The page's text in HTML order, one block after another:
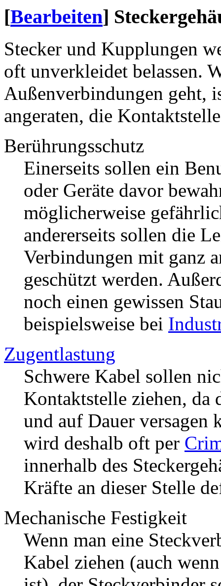
[Bearbeiten]
Stecker und Kupplungen
oft unverkleidet belassen.
Außenverbindungen geht,
angeraten, die
Berührungsschutz
Einerseits sollen ein
oder Geräte davor
möglicherweise
andererseits sollen die
Verbindungen mit ganz
geschützt werden.
noch einen gewissen
beispielsweise bei
Zugentlastung
Schwere Kabel sollen
Kontaktstelle ziehen, da
und auf Dauer versagen
wird deshalb oft per
innerhalb des
Kräfte an dieser Stelle
Mechanische Festigkeit
Wenn man eine
Kabel ziehen (auch